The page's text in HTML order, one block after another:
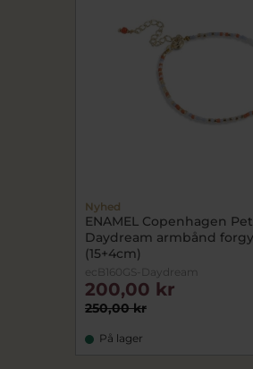
Nyhed
ENAMEL Copenhagen
Daydream armbånd
(15+4cm)
ecB160GS-Daydream
250,00 kr
200,00 kr
På lager